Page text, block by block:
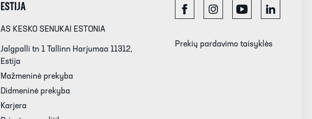
ESTIJA
AS KESKO SENUKAI ESTONIA
Jalgpalli tn 1 Tallinn Harjumaa 11312,
Estija
Mažmeninė prekyba
Didmeninė prekyba
Karjera
Prekių pardavimo taisyklės